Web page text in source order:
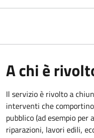
A chi è
Il servizio è rivolto a
interventi che
pubblico (ad esempio
riparazioni, lavori edili,